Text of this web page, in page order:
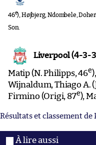
46e), Højbjerg, Ndombele,
Son.
Liverpool (4-3-
Matip (N. Philipps, 46e
Wijnaldum, Thiago A.
Firmino (Origi, 87e),
Résultats et classement de